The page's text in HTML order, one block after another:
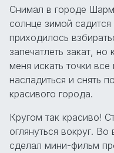
Снимал в городе
солнце зимой
приходилось
запечатлеть закат,
меня искать точки
насладиться и снять
красивого города.
Кругом так красиво!
оглянуться вокруг.
сделал мини-фильм